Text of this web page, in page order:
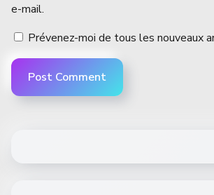
e-mail.
Prévenez-moi de tous les nouveaux